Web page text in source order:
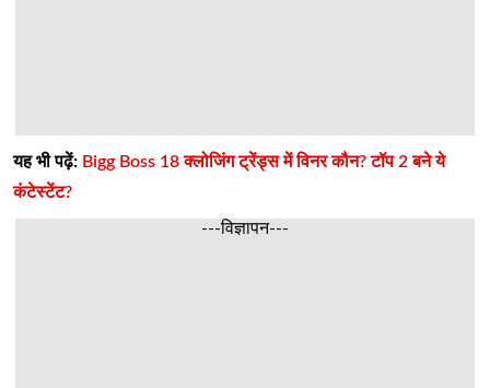
यह भी पढ़ें: Bigg Boss 18 क्लोजिंग ट्रेंड्स में विनर कौन? टॉप 2 बने ये
कंटेस्टेंट?
---विज्ञापन---